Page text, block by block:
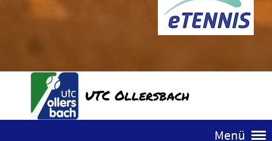
UTC Ollersbach
Menü